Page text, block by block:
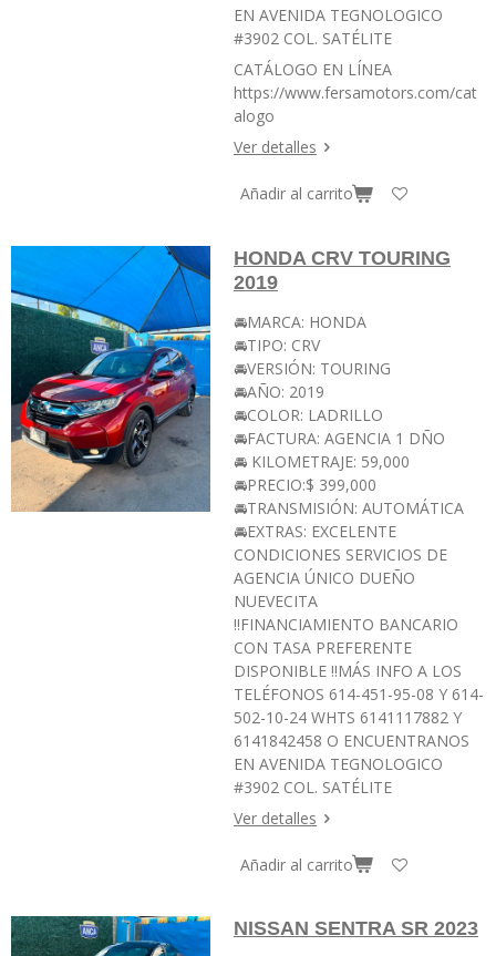
EN AVENIDA TEGNOLOGICO
#3902 COL. SATÉLITE
CATÁLOGO EN LÍNEA
https://www.fersamotors.com/cat
alogo
Ver detalles
Añadir al carrito
HONDA CRV TOURING
2019
🚘MARCA: HONDA
🚘TIPO: CRV
🚘VERSIÓN: TOURING
🚘AÑO: 2019
🚘COLOR: LADRILLO
🚘FACTURA: AGENCIA 1 DÑO
🚘 KILOMETRAJE: 59,000
🚘PRECIO:$ 399,000
🚘TRANSMISIÓN: AUTOMÁTICA
🚘EXTRAS: EXCELENTE
CONDICIONES SERVICIOS DE
AGENCIA ÚNICO DUEÑO
NUEVECITA
‼️FINANCIAMIENTO BANCARIO
CON TASA PREFERENTE
DISPONIBLE ‼️MÁS INFO A LOS
TELÉFONOS 614-451-95-08 Y 614-
502-10-24 WHTS 6141117882 Y
6141842458 O ENCUENTRANOS
EN AVENIDA TEGNOLOGICO
#3902 COL. SATÉLITE
Ver detalles
Añadir al carrito
NISSAN SENTRA SR 2023